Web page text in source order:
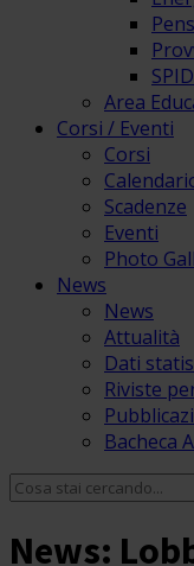
Area
Corsi / Eventi
Corsi
Scadenze
Eventi
Photo
News
News
Attualità
Dati
Riviste
Bacheca
News: